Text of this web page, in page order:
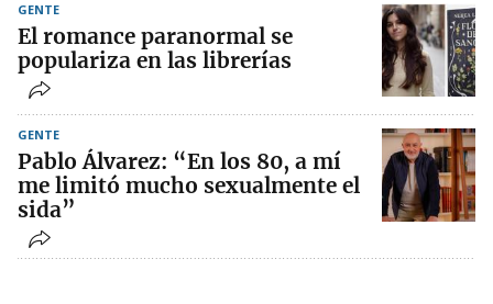
GENTE
El romance paranormal se
populariza en las librerías
GENTE
Pablo Álvarez: “En los 80, a mí
me limitó mucho sexualmente el
sida”